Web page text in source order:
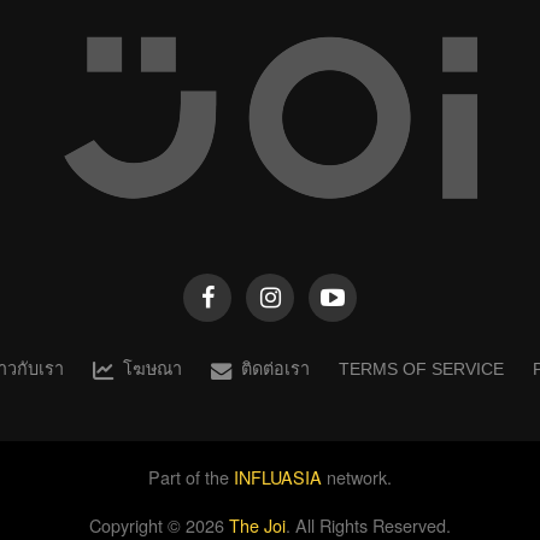
วกับเรา โฆษณา ติดต่อเรา TERMS OF SERVICE
Part of the INFLUASIA network.
Copyright ©2026The Joi. All Rights Reserved.